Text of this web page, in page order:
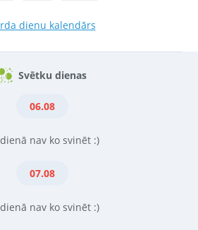
dienu kalendārs
Svētku dienas
06.08
nav ko svinēt :)
07.08
nav ko svinēt :)